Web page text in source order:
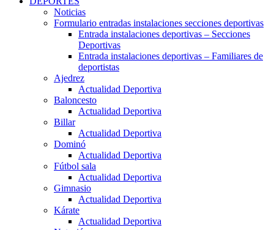
Noticias
Formulario entradas instalaciones secciones deportivas
Entrada instalaciones deportivas – Secciones
Deportivas
Entrada instalaciones deportivas – Familiares de
deportistas
Ajedrez
Actualidad Deportiva
Baloncesto
Actualidad Deportiva
Billar
Actualidad Deportiva
Dominó
Actualidad Deportiva
Fútbol sala
Actualidad Deportiva
Gimnasio
Actualidad Deportiva
Kárate
Actualidad Deportiva